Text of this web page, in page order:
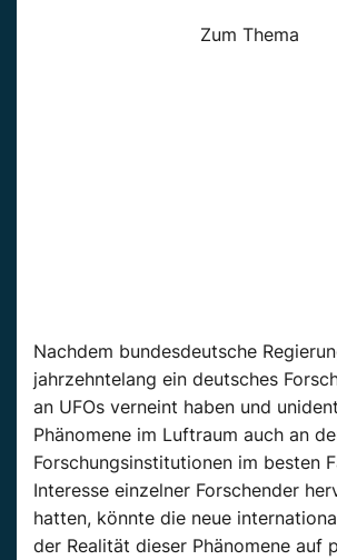
Zum Thema
Nachdem bundesdeutsche
jahrzehntelang ein deutsches
an UFOs verneint haben und
Phänomene im Luftraum auch an
Forschungsinstitutionen im besten
Interesse einzelner Forschender
hatten, könnte die neue
der Realität dieser Phänomene auf